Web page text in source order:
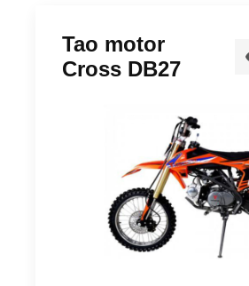
Tao motor
Cross DB27